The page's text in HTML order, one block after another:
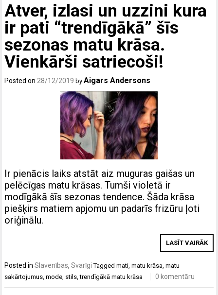
Atver, izlasi un uzzini kura
ir pati “trendīgākā” šīs
sezonas matu krāsa.
Vienkārši satriecoši!
Posted on 28/12/2019 byAigars Andersons
Ir pienācis laiks atstāt aiz muguras gaišas un
pelēcīgas matu krāsas. Tumši violetā ir
modīgākā šīs sezonas tendence. Šāda krāsa
piešķirs matiem apjomu un padarīs frizūru ļoti
oriģinālu.
LASĪT VAIRĀK
Posted inSlavenības,Svarīgi Taggedmati ,matu krāsa ,matu
sakārtojumus ,mode stils ,trendīgākā matu krāsa 0 komentāru